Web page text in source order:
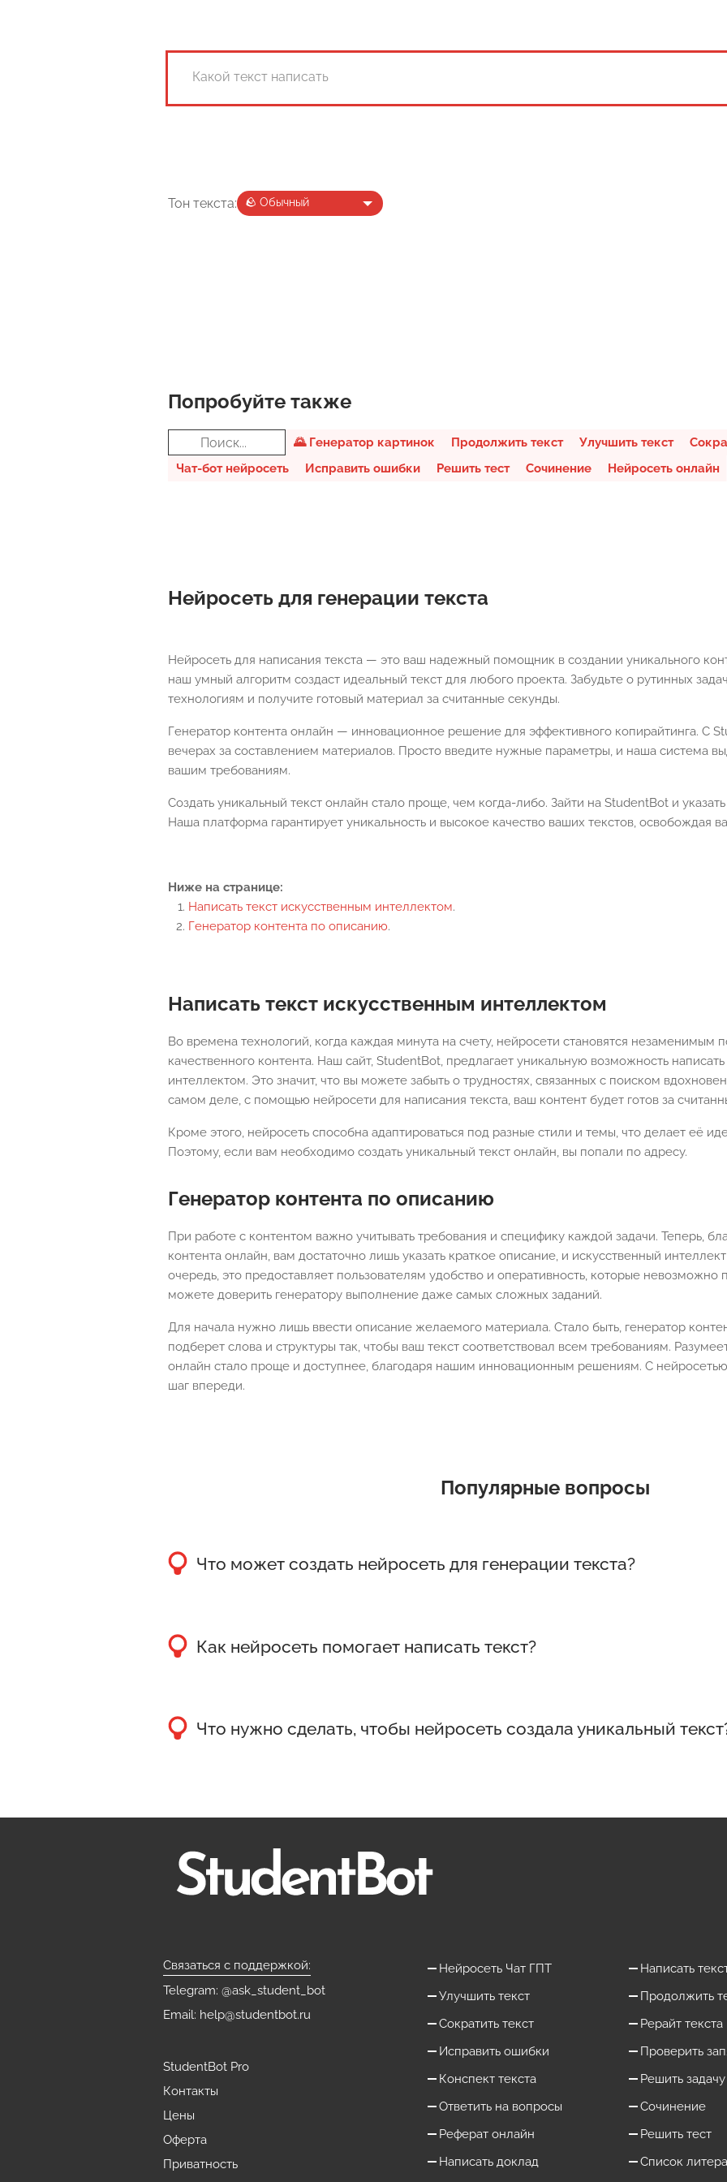
Тон текста:
Попробуйте также
🌄 Генератор картинок Продолжить текст Улучшить текст
Чат-бот нейросеть
Исправить ошибки Решить тест Сочинение Нейросеть онлайн
Нейросеть для генерации текста
Нейросеть для написания текста — это ваш надежный помощник в создании уникального
наш умный алгоритм создаст идеальный текст для любого проекта. Забудьте о рутинных
технологиям и получите готовый материал за считанные секунды.
Генератор контента онлайн — инновационное решение для эффективного копирайтинга. С
вечерах за составлением материалов. Просто введите нужные параметры, и наша система
вашим требованиям.
Создать уникальный текст онлайн стало проще, чем когда-либо. Зайти на StudentBot и
Наша платформа гарантирует уникальность и высокое качество ваших текстов, освобождая
Ниже на странице:
Написать текст искусственным интеллектом.
Генератор контента по описанию.
Написать текст искусственным интеллектом
Во времена технологий, когда каждая минута на счету, нейросети становятся незаменимым
качественного контента. Наш сайт, StudentBot, предлагает уникальную возможность
интеллектом. Это значит, что вы можете забыть о трудностях, связанных с поиском
самом деле, с помощью нейросети для написания текста, ваш контент будет готов за
Кроме этого, нейросеть способна адаптироваться под разные стили и темы, что делает её
Поэтому, если вам необходимо создать уникальный текст онлайн, вы попали по адресу.
Генератор контента по описанию
При работе с контентом важно учитывать требования и специфику каждой задачи. Теперь,
контента онлайн, вам достаточно лишь указать краткое описание, и искусственный
очередь, это предоставляет пользователям удобство и оперативность, которые невозможно
можете доверить генератору выполнение даже самых сложных заданий.
Для начала нужно лишь ввести описание желаемого материала. Стало быть, генератор
подберет слова и структуры так, чтобы ваш текст соответствовал всем требованиям.
онлайн стало проще и доступнее, благодаря нашим инновационным решениям. С
шаг впереди.
Популярные вопросы
Что может создать нейросеть для генерации текста?
для различных проектов.
Как нейросеть помогает написать текст?
и делать правки.
Что нужно сделать, чтобы нейросеть создала уникальный
Связаться с поддержкой:
Telegram: @ask_student_bot
Email: help@studentbot.ru
StudentBot Pro
Контакты
Цены
Оферта
Приватность
Нейросеть Чат ГПТ
Написать
Улучшить текст
Продолжить
Сократить текст
Рерайт текста
Исправить ошибки
Проверить
Конспект текста
Решить задачу
Ответить на вопросы
Сочинение
Реферат онлайн
Решить тест
Написать доклад
Список